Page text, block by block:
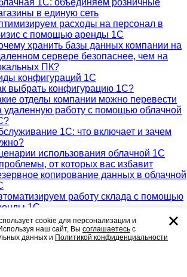
cookie для персонализации и
наш сайт, Вы соглашаетесь с
данных и Политикой конфиденциальности
1С: объединяем розничные
в единую сеть
расходы на персонал в
с помощью аренды 1С
хранить базы данных компании на
сервере безопаснее, чем на
ПК?
конфигураций 1С
выбрать конфигурацию 1С?
отделы компании можно перевести
удаленную работу с помощью облачной
1С: что включает и зачем
использования облачной 1С
от которых вас избавит
копирование данных в облачной
работу склада с помощью
1С
1С – оптимальное решение для
компании
1С в облаке и аренда физического